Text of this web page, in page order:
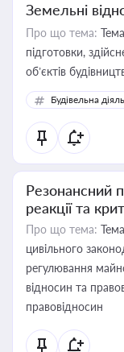
Земельні
Про що тема:
підготовки,
об’єктів
Будівельна
Резонансний
реакції та
Про що тема:
цивільного
регулювання
відносин та
правовідносин